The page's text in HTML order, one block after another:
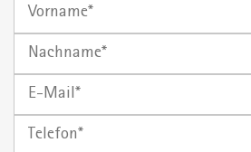
Nachname
Telefon